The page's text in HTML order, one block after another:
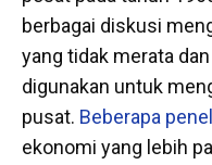
berbagai diskusi
yang tidak merata
digunakan untuk
pusat. Beberapa
ekonomi yang lebih